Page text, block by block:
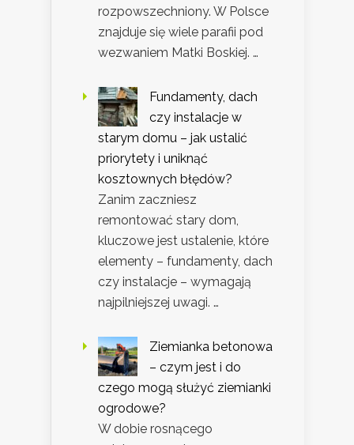
rozpowszechniony. W Polsce
znajduje się wiele parafii pod
wezwaniem Matki Boskiej. …
Fundamenty, dach
czy instalacje w
starym domu – jak ustalić
priorytety i uniknąć
kosztownych błędów?
Zanim zaczniesz
remontować stary dom,
kluczowe jest ustalenie, które
elementy – fundamenty, dach
czy instalacje – wymagają
najpilniejszej uwagi. …
Ziemianka betonowa
– czym jest i do
czego mogą służyć ziemianki
ogrodowe?
W dobie rosnącego